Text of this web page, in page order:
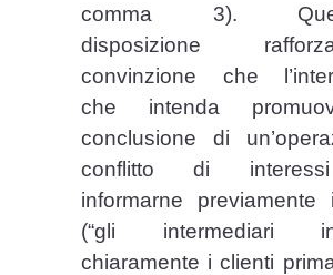
comma 3).
disposizione
convinzione che
che intenda
conclusione di
conflitto di
informarne previamente
(“gli intermediari
chiaramente i clienti